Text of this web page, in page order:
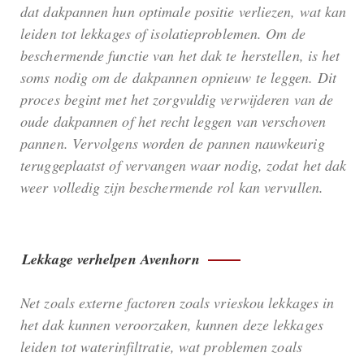
dat dakpannen hun optimale positie verliezen, wat kan
leiden tot lekkages of isolatieproblemen. Om de
beschermende functie van het dak te herstellen, is het
soms nodig om de dakpannen opnieuw te leggen. Dit
proces begint met het zorgvuldig verwijderen van de
oude dakpannen of het recht leggen van verschoven
pannen. Vervolgens worden de pannen nauwkeurig
teruggeplaatst of vervangen waar nodig, zodat het dak
weer volledig zijn beschermende rol kan vervullen.
Lekkage verhelpen Avenhorn
Net zoals externe factoren zoals vrieskou lekkages in
het dak kunnen veroorzaken, kunnen deze lekkages
leiden tot waterinfiltratie, wat problemen zoals